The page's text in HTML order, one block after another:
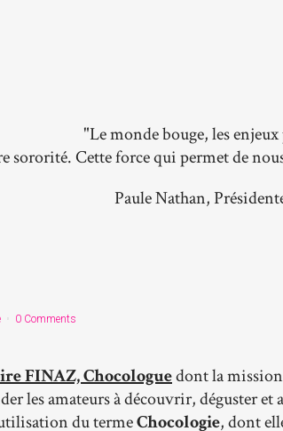
"Le monde bouge, les
sororité. Cette force qui permet de
Paule Nathan,
0 Comments
FINAZ, Chocologuedont la
les amateurs à découvrir, déguster et
du termeChocologie, dont